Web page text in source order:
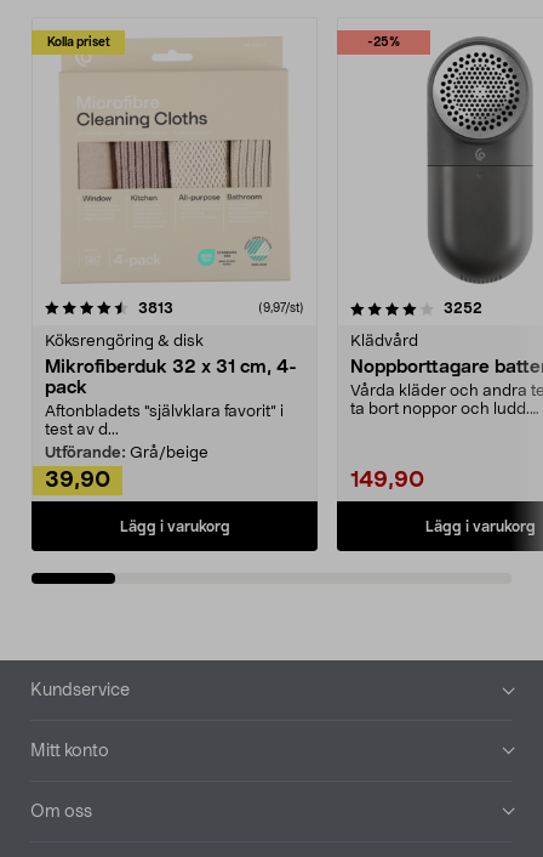
Kolla priset
3813 (9,97/st)
Köksrengöring & disk
Mikrofiberduk 32 x 31 cm, 4-
pack
Aftonbladets "självklara favorit” i
test av d...
Utförande: Grå/beige
39,90
Lägg i varukorg
-25%
4.0av 5 stjärnor 3252
Klädvård
Noppborttagare
Vårda kläder och andra
ta bort noppor och ludd.
149,90
Lägg i varukorg
4.5av 5 stjärnor
Sidfot
Kundservice
Mitt konto
Om oss